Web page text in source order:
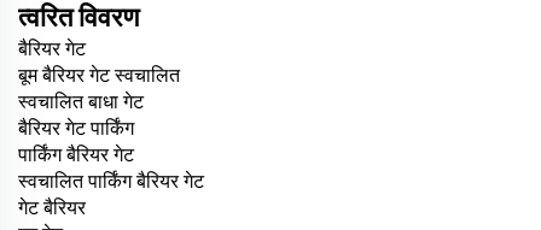
त्वरित विवरण
बैरियर गेट
बूम बैरियर गेट स्वचालित
स्वचालित बाधा गेट
बैरियर गेट पार्किंग
पार्किंग बैरियर गेट
स्वचालित पार्किंग बैरियर गेट
गेट बैरियर